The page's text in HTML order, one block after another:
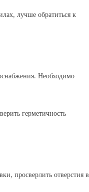
лучше обратиться к
Необходимо
герметичность
просверлить отверстия в